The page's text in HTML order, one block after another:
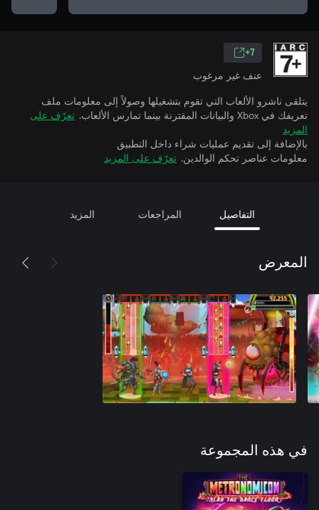
7+
عنف غير مرغوب
يتلقى ناشرو الألعاب التي تقوم بتشغيلها وصولاً إلى معلومات ملف
تعريفك في Xbox والبيانات المقترنة بينما تمارس الألعاب.
تعرّف على
المزيد
بالإضافة إلى تقديم عمليات شراء داخل التطبيق
معلومات عناصر تحكم الوالدين. تعرّف على المزيد
التفاصيل المراجعات المزيد
المعرض
في هذه المجموعة